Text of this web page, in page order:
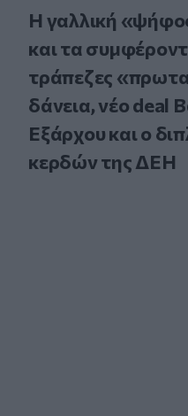
Η γαλλική
και τα
τράπεζες
δάνεια, νέο deal
Εξάρχου και ο
κερδών της ΔΕΗ